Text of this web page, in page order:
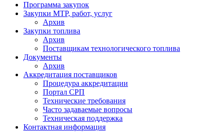
Программа закупок
Закупки МТР, работ, услуг
Архив
Закупки топлива
Архив
Поставщикам технологического топлива
Документы
Архив
Аккредитация поставщиков
Процедура аккредитации
Портал СРП
Технические требования
Часто задаваемые вопросы
Техническая поддержка
Контактная информация